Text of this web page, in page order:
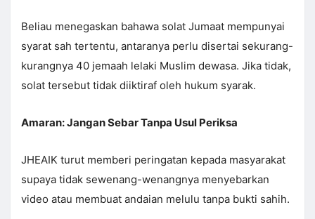
Beliau menegaskan bahawa solat Jumaat mempunyai
syarat sah tertentu, antaranya perlu disertai sekurang-
kurangnya 40 jemaah lelaki Muslim dewasa. Jika tidak,
solat tersebut tidak diiktiraf oleh hukum syarak.
Amaran: Jangan Sebar Tanpa Usul Periksa
JHEAIK turut memberi peringatan kepada masyarakat
supaya tidak sewenang-wenangnya menyebarkan
video atau membuat andaian melulu tanpa bukti sahih.